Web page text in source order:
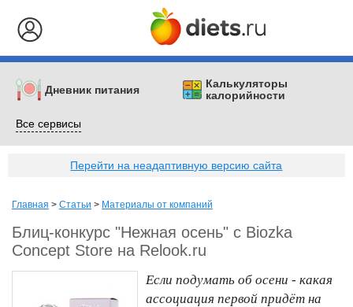
Дневник питания
Калькуляторы
калорийности
Все сервисы
Перейти на неадаптивную версию сайта
Главная > Статьи > Материалы от компаний
Блиц-конкурс "Нежная осень" с Biozka
Concept Store на Relook.ru
Если подумать об осени - какая
ассоциация первой придёт на